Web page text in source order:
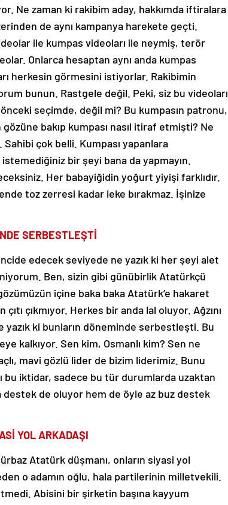
Ne zaman ki rakibim aday, hakkımda iftiralara
de aynı kampanya harekete geçti.
ile kumpas videoları ile neymiş, terör
Onlarca hesaptan aynı anda kumpas
herkesin görmesini istiyorlar. Rakibimin
bunun. Rastgele değil. Peki, siz bu videoları
seçimde, değil mi? Bu kumpasın patronu,
bakıp kumpası nasıl itiraf etmişti? Ne
çok belli. Kumpası yapanlara
bir şeyi bana da yapmayın.
Her babayiğidin yoğurt yiyişi farklıdır.
toz zerresi kadar leke bırakmaz. İşinize
SERBESTLEŞTİ
edecek seviyede ne yazık ki her şeyi alet
Ben, sizin gibi günübirlik Atatürkçü
içine baka baka Atatürk’e hakaret
çıkmıyor. Herkes bir anda lal oluyor. Ağzını
ki bunların döneminde serbestleşti. Bu
kalkıyor. Sen kim, Osmanlı kim? Sen ne
mavi gözlü lider de bizim liderimiz. Bunu
bu iktidar, sadece bu tür durumlarda uzaktan
destek de oluyor hem de öyle az buz destek
YOL ARKADAŞI
Atatürk düşmanı, onların siyasi yol
o adamın oğlu, hala partilerinin milletvekili.
Abisini bir şirketin başına kayyum